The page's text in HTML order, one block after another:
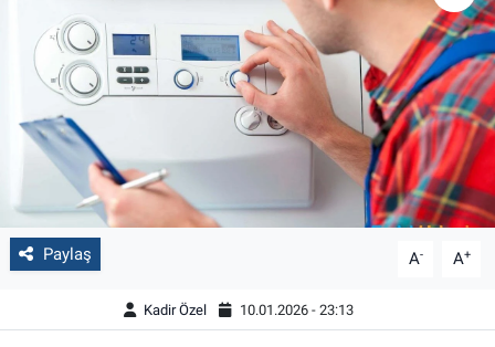
Paylaş A- A+
Kadir Özel 10.01.2026 - 23:13